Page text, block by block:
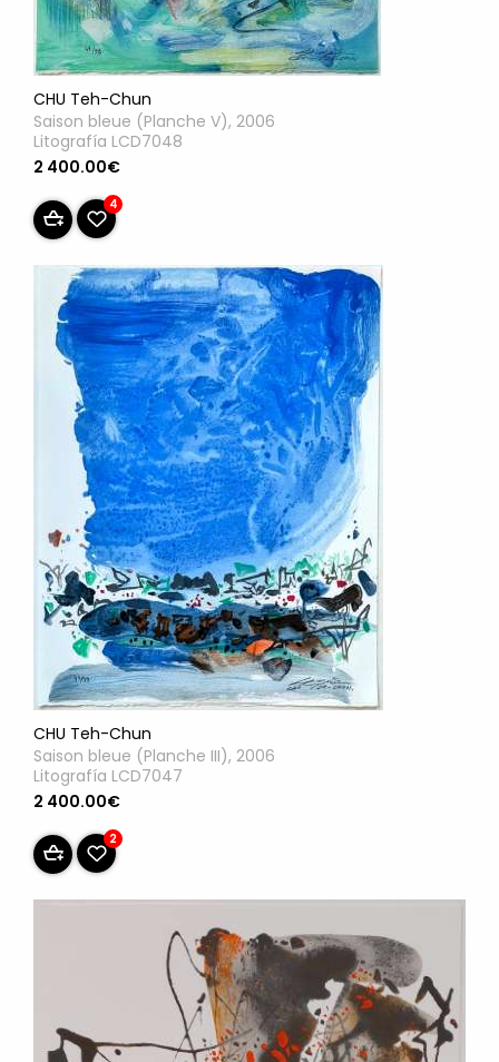
CHU Teh-Chun
Saison bleue (Planche V), 2006
Litografía LCD7048
2 400.00€
4
CHU Teh-Chun
Saison bleue (Planche III), 2006
Litografía LCD7047
2 400.00€
2